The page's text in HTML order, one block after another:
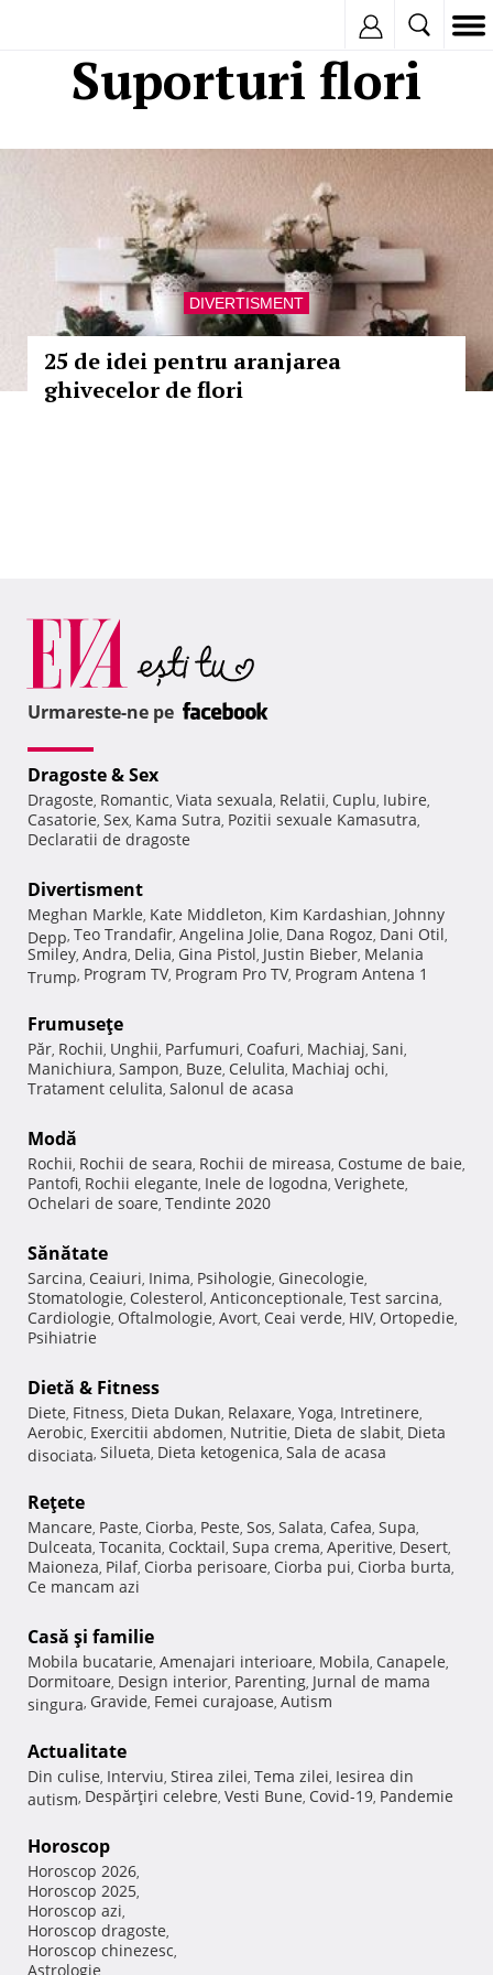
Suporturi flori
DIVERTISMENT
25 de idei pentru aranjarea
ghivecelor de flori
Urmareste-ne pe
Dragoste & Sex
Dragoste, Romantic, Viata sexuala, Relatii, Cuplu, Iubire,
Casatorie, Sex, Kama Sutra, Pozitii sexuale Kamasutra,
Declaratii de dragoste
Divertisment
Meghan Markle, Kate Middleton, Kim Kardashian, Johnny
Depp, Teo Trandafir, Angelina Jolie, Dana Rogoz, Dani Otil,
Smiley, Andra, Delia, Gina Pistol, Justin Bieber, Melania
Trump, Program TV, Program Pro TV, Program Antena 1
Frumuseţe
Păr, Rochii, Unghii, Parfumuri, Coafuri, Machiaj, Sani,
Manichiura, Sampon, Buze, Celulita, Machiaj ochi,
Tratament celulita, Salonul de acasa
Modă
Rochii, Rochii de seara, Rochii de mireasa, Costume de baie,
Pantofi, Rochii elegante, Inele de logodna, Verighete,
Ochelari de soare, Tendinte 2020
Sănătate
Sarcina, Ceaiuri, Inima, Psihologie, Ginecologie,
Stomatologie, Colesterol, Anticonceptionale, Test sarcina,
Cardiologie, Oftalmologie, Avort, Ceai verde, HIV, Ortopedie,
Psihiatrie
Dietă & Fitness
Diete, Fitness, Dieta Dukan, Relaxare, Yoga, Intretinere,
Aerobic, Exercitii abdomen, Nutritie, Dieta de slabit, Dieta
disociata, Silueta, Dieta ketogenica, Sala de acasa
Reţete
Mancare, Paste, Ciorba, Peste, Sos, Salata, Cafea, Supa,
Dulceata, Tocanita, Cocktail, Supa crema, Aperitive, Desert,
Maioneza, Pilaf, Ciorba perisoare, Ciorba pui, Ciorba burta,
Ce mancam azi
Casă şi familie
Mobila bucatarie, Amenajari interioare, Mobila, Canapele,
Dormitoare, Design interior, Parenting, Jurnal de mama
singura, Gravide, Femei curajoase, Autism
Actualitate
Din culise, Interviu, Stirea zilei, Tema zilei, Iesirea din
autism, Despărţiri celebre, Vesti Bune, Covid-19, Pandemie
Horoscop
Horoscop 2026,
Horoscop 2025,
Horoscop azi,
Horoscop dragoste,
Horoscop chinezesc,
Astrologie